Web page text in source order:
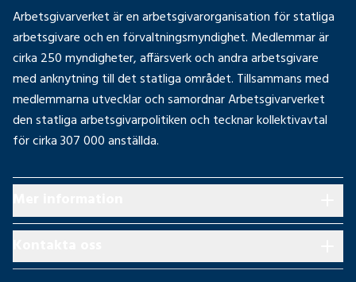
Arbetsgivarverket är en arbetsgivarorganisation för statliga
arbetsgivare och en förvaltningsmyndighet. Medlemmar är
cirka 250 myndigheter, affärsverk och andra arbetsgivare
med anknytning till det statliga området. Tillsammans med
medlemmarna utvecklar och samordnar Arbetsgivarverket
den statliga arbetsgivarpolitiken och tecknar kollektivavtal
för cirka 307 000 anställda.